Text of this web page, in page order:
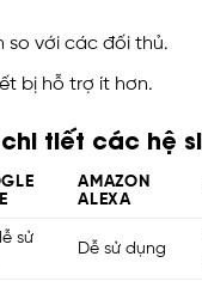
so với các đối thủ.
bị hỗ trợ ít hơn.
chi tiết các hệ
AMAZON
ALEXA
sử
Dễ sử dụng